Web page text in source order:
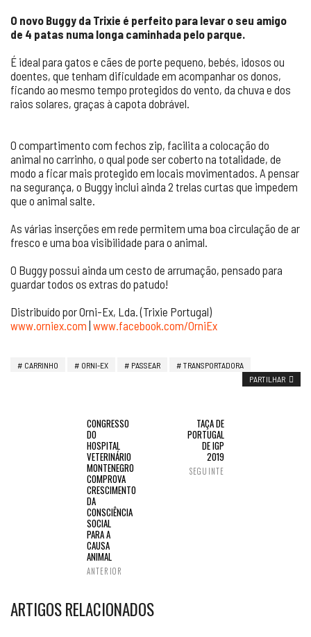
O novo Buggy da Trixie é perfeito para levar o seu amigo
de 4 patas numa longa caminhada pelo parque.
É ideal para gatos e cães de porte pequeno, bebés, idosos ou
doentes, que tenham dificuldade em acompanhar os donos,
ficando ao mesmo tempo protegidos do vento, da chuva e dos
raios solares, graças à capota dobrável.
O compartimento com fechos zip, facilita a colocação do
animal no carrinho, o qual pode ser coberto na totalidade, de
modo a ficar mais protegido em locais movimentados. A pensar
na segurança, o Buggy inclui ainda 2 trelas curtas que impedem
que o animal salte.
As várias inserções em rede permitem uma boa circulação de ar
fresco e uma boa visibilidade para o animal.
O Buggy possui ainda um cesto de arrumação, pensado para
guardar todos os extras do patudo!
Distribuído por Orni-Ex, Lda. (Trixie Portugal)
www.orniex.com www.facebook.com/OrniEx
CARRINHO ORNI-EX PASSEAR
TRANSPORTADORA
PARTILHAR
CONGRESSO
DO
HOSPITAL
VETERINÁRIO
MONTENEGRO
COMPROVA
CRESCIMENTO
DA
CONSCIÊNCIA
SOCIAL
PARA A
CAUSA
ANIMAL
ANTERIOR
TAÇA DE
PORTUGAL
DE IGP
2019
SEGUINTE
ARTIGOS RELACIONADOS